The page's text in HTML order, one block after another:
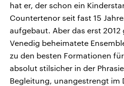
hat er, der schon ein
Countertenor seit fast 15
aufgebaut. Aber das erst 2012
Venedig beheimatete
zu den besten Formationen
absolut stilsicher in der
Begleitung, unangestrengt im